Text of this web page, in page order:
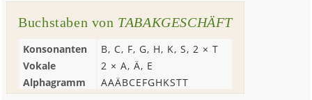
Buchstaben von TABAKGESCHÄFT
Konsonanten B, C, F, G, H, K,S, 2 ×T
Vokale
2 ×A,Ä, E
Alphagramm
AAÄBCEFGHKSTT